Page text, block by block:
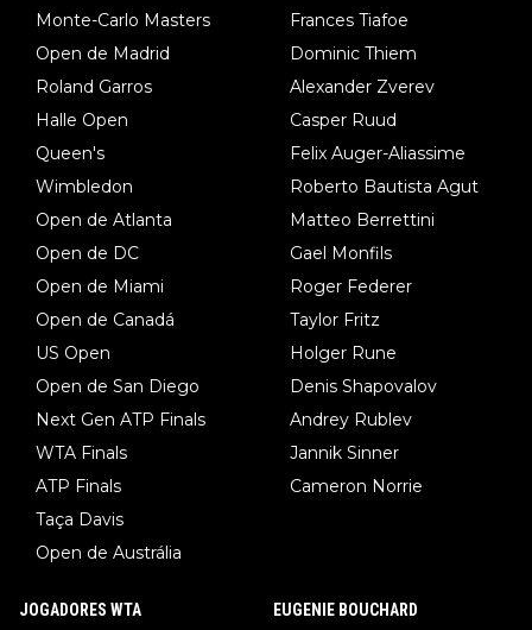
Monte-Carlo Masters
Open de Madrid
Roland Garros
Halle Open
Queen's
Wimbledon
Open de Atlanta
Open de DC
Open de Miami
Open de Canadá
US Open
Open de San Diego
Next Gen ATP Finals
WTA Finals
ATP Finals
Taça Davis
Open de Austrália
Frances Tiafoe
Dominic Thiem
Alexander Zverev
Casper Ruud
Felix Auger-Aliassime
Roberto Bautista Agut
Matteo Berrettini
Gael Monfils
Roger Federer
Taylor Fritz
Holger Rune
Denis Shapovalov
Andrey Rublev
Jannik Sinner
Cameron Norrie
JOGADORES WTA EUGENIE BOUCHARD